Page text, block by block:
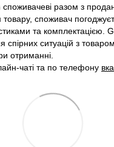
разом з
споживач
та комплектацією.
спірних ситуацій з
отриманні.
чаті та по телефону